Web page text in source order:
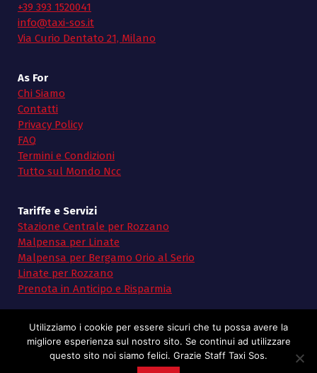
+39 393 1520041
info@taxi-sos.it
Via Curio Dentato 21, Milano
As For
Chi Siamo
Contatti
Privacy Policy
FAQ
Termini e Condizioni
Tutto sul Mondo Ncc
Tariffe e Servizi
Stazione Centrale per Rozzano
Malpensa per Linate
Malpensa per Bergamo Orio al Serio
Linate per Rozzano
Prenota in Anticipo e Risparmia
Utilizziamo i cookie per essere sicuri che tu possa avere la
migliore esperienza sul nostro sito. Se continui ad utilizzare
questo sito noi siamo felici. Grazie Staff Taxi Sos.